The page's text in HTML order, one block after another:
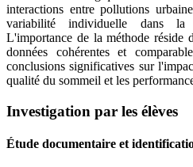
interactions entre pollutions
variabilité individuelle dans
L'importance de la méthode réside
données cohérentes et
conclusions significatives sur
qualité du sommeil et les
Investigation par les élèves
Étude documentaire et